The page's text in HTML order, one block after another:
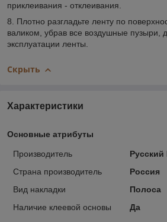
приклеивания - отклеивания.
8. Плотно разгладьте ленту по
валиком, убрав все воздушные пузыри,
эксплуатации ленты.
Скрыть
Характеристики
Основные атрибуты
Производитель
Страна производитель
Россия
Вид накладки
Полоса
Наличие клеевой основы
Да